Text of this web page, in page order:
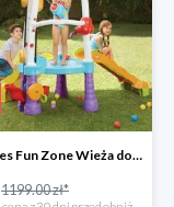
Little Tikes Fun Zone Wieża do wspinania ze zjeżdżalnią w super cenie
1199.00 zł*